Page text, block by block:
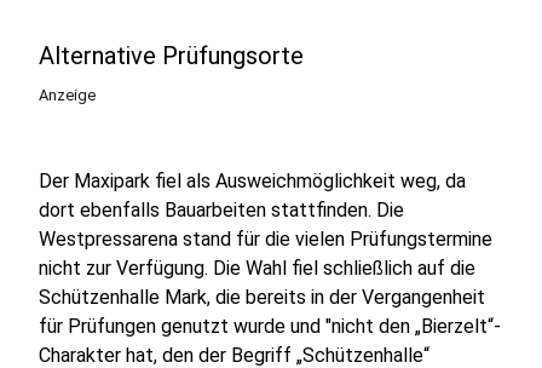
Alternative Prüfungsorte
Anzeige
Der Maxipark fiel als Ausweichmöglichkeit weg, da
dort ebenfalls Bauarbeiten stattfinden. Die
Westpressarena stand für die vielen Prüfungstermine
nicht zur Verfügung. Die Wahl fiel schließlich auf die
Schützenhalle Mark, die bereits in der Vergangenheit
für Prüfungen genutzt wurde und "nicht den „Bierzelt“-
Charakter hat, den der Begriff „Schützenhalle“